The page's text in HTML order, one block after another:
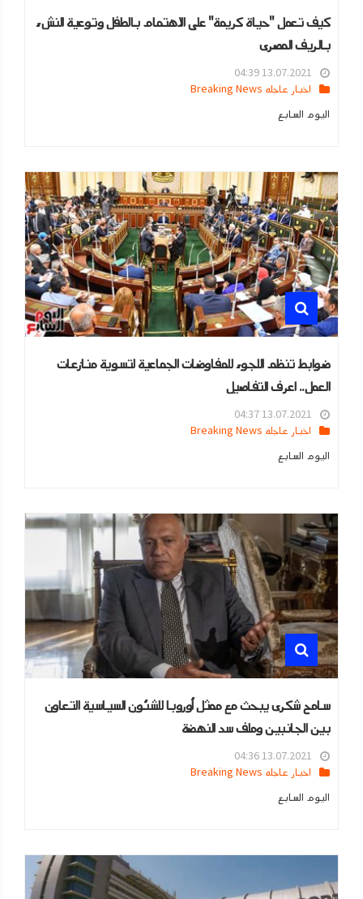
كيف تعمل "حياة كريمة" على الاهتمام بالطفل وتوعية النشء
بالريف المصرى
13.07.2021 04:39
اخبار عاجله Breaking News
اليوم السابع
ضوابط تنظم اللجوء للمفاوضات الجماعية لتسوية منازعات
العمل.. اعرف التفاصيل
13.07.2021 04:37
اخبار عاجله Breaking News
اليوم السابع
سامح شكرى يبحث مع ممثل أوروبا للشئون السياسية التعاون
بين الجانبين وملف سد النهضة
13.07.2021 04:36
اخبار عاجله Breaking News
اليوم السابع